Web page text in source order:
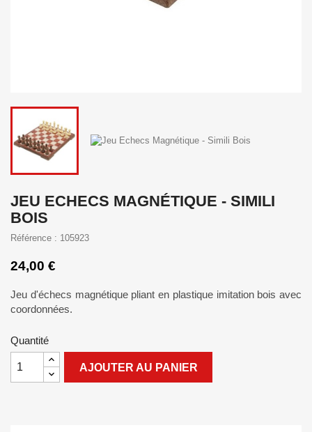
JEU ECHECS MAGNÉTIQUE - SIMILI
BOIS
Référence : 105923
24,00 €
Jeu d'échecs magnétique pliant en plastique imitation bois avec
coordonnées.
Quantité
AJOUTER AU PANIER